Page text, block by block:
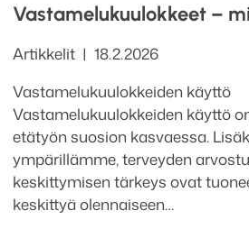
Vastamelukuulokkeet –
Kategoriat
Artikkelit Julkaistu
18.2.2026
Vastamelukuulokkeiden käyttö
Vastamelukuulokkeiden käyttö
etätyön suosion kasvaessa.
ympärillämme, terveyden
keskittymisen tärkeys ovat
keskittyä olennaiseen…